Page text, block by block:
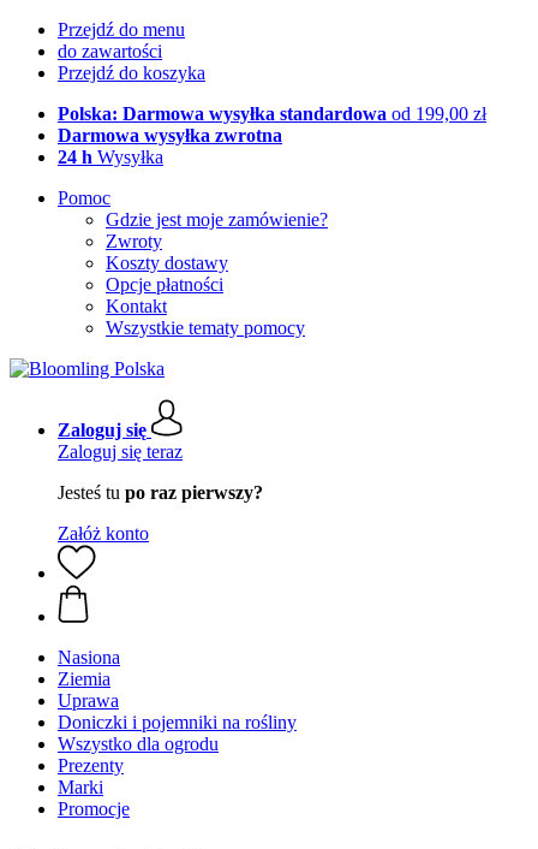
Przejdź do menu
do zawartości
Przejdź do koszyka
Polska: Darmowa wysyłka standardowa od 199,00 zł
Darmowa wysyłka zwrotna
24 h Wysyłka
Pomoc
Gdzie jest moje zamówienie?
Zwroty
Koszty dostawy
Opcje płatności
Kontakt
Wszystkie tematy pomocy
Zaloguj się
Zaloguj się teraz
Jesteś tu po raz pierwszy?
Załóż konto
Nasiona
Ziemia
Uprawa
Doniczki i pojemniki na rośliny
Wszystko dla ogrodu
Prezenty
Marki
Promocje